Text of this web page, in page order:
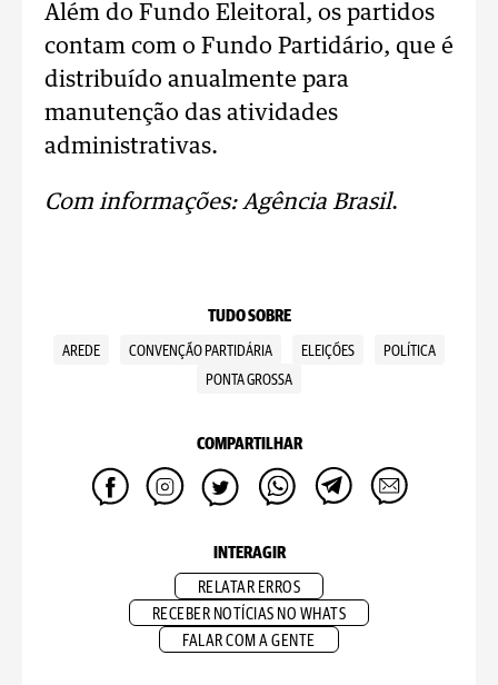
Além do Fundo Eleitoral, os partidos
contam com o Fundo Partidário, que é
distribuído anualmente para
manutenção das atividades
administrativas.
Com informações: Agência Brasil.
TUDO SOBRE
AREDE CONVENÇÃO PARTIDÁRIA ELEIÇÕES
POLÍTICA
PONTA GROSSA
COMPARTILHAR
INTERAGIR
RELATAR ERROS
RECEBER NOTÍCIAS NO WHATS
FALAR COM A GENTE